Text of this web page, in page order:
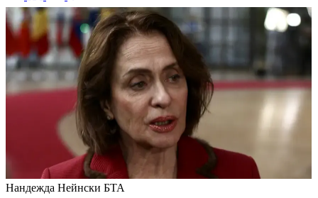
Нандежда Нейнски БТА